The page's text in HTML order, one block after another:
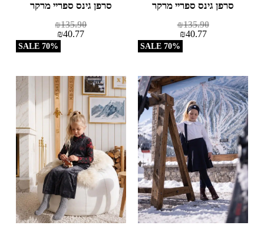
70% SALE
סרפן גינס ספריי מרקר
₪135.90
₪40.77
70% SALE
סרפן גינס ספריי מרקר
₪135.90
₪40.77